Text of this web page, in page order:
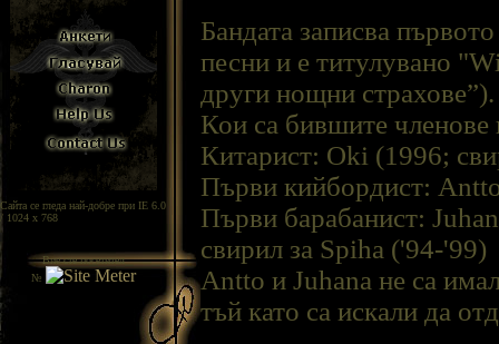
Сайта се гледа най-добре при IE 6.0
/ 1024 x 768
Вие сте посетител
№
Бандата записва
песни и е титулувано
други нощни страхове”).
Кои са бившите
Китарист: Oki (1996;
Първи кийбордист:
Първи барабанист:
свирил за Spiha ('94-'99)
Antto и Juhana не са
тъй като са искали да